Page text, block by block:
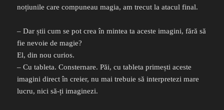
noțiunile care compuneau magia, am trecut la atacul final.
– Dar știi cum se pot crea în mintea ta aceste imagini, fără să
fie nevoie de magie?
El, din nou curios.
– Cu tableta. Consternare. Păi, cu tableta primești aceste
imagini direct în creier, nu mai trebuie să interpretezi mare
lucru, nici să-ți imaginezi.